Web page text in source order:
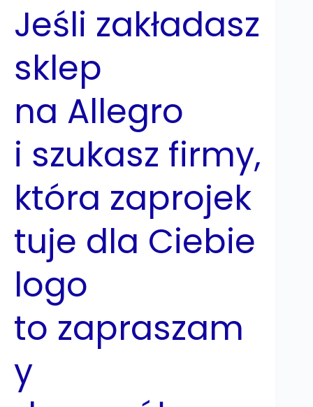
Jeśli zakładasz
sklep
na Allegro
i szukasz firmy,
która zaprojek
tuje dla Ciebie
logo
to zapraszam
y